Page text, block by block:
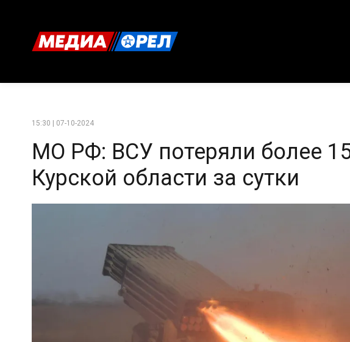
15:30 | 07-10-2024
МО РФ: ВСУ потеряли более
Курской области за сутки